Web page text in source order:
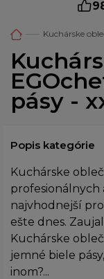
Kuchárske
pásy -
Popis kategórie
Kuchárske
profesionálnych
najvhodnejší
ešte dnes.
Kuchárske
jemné biele
inom?...